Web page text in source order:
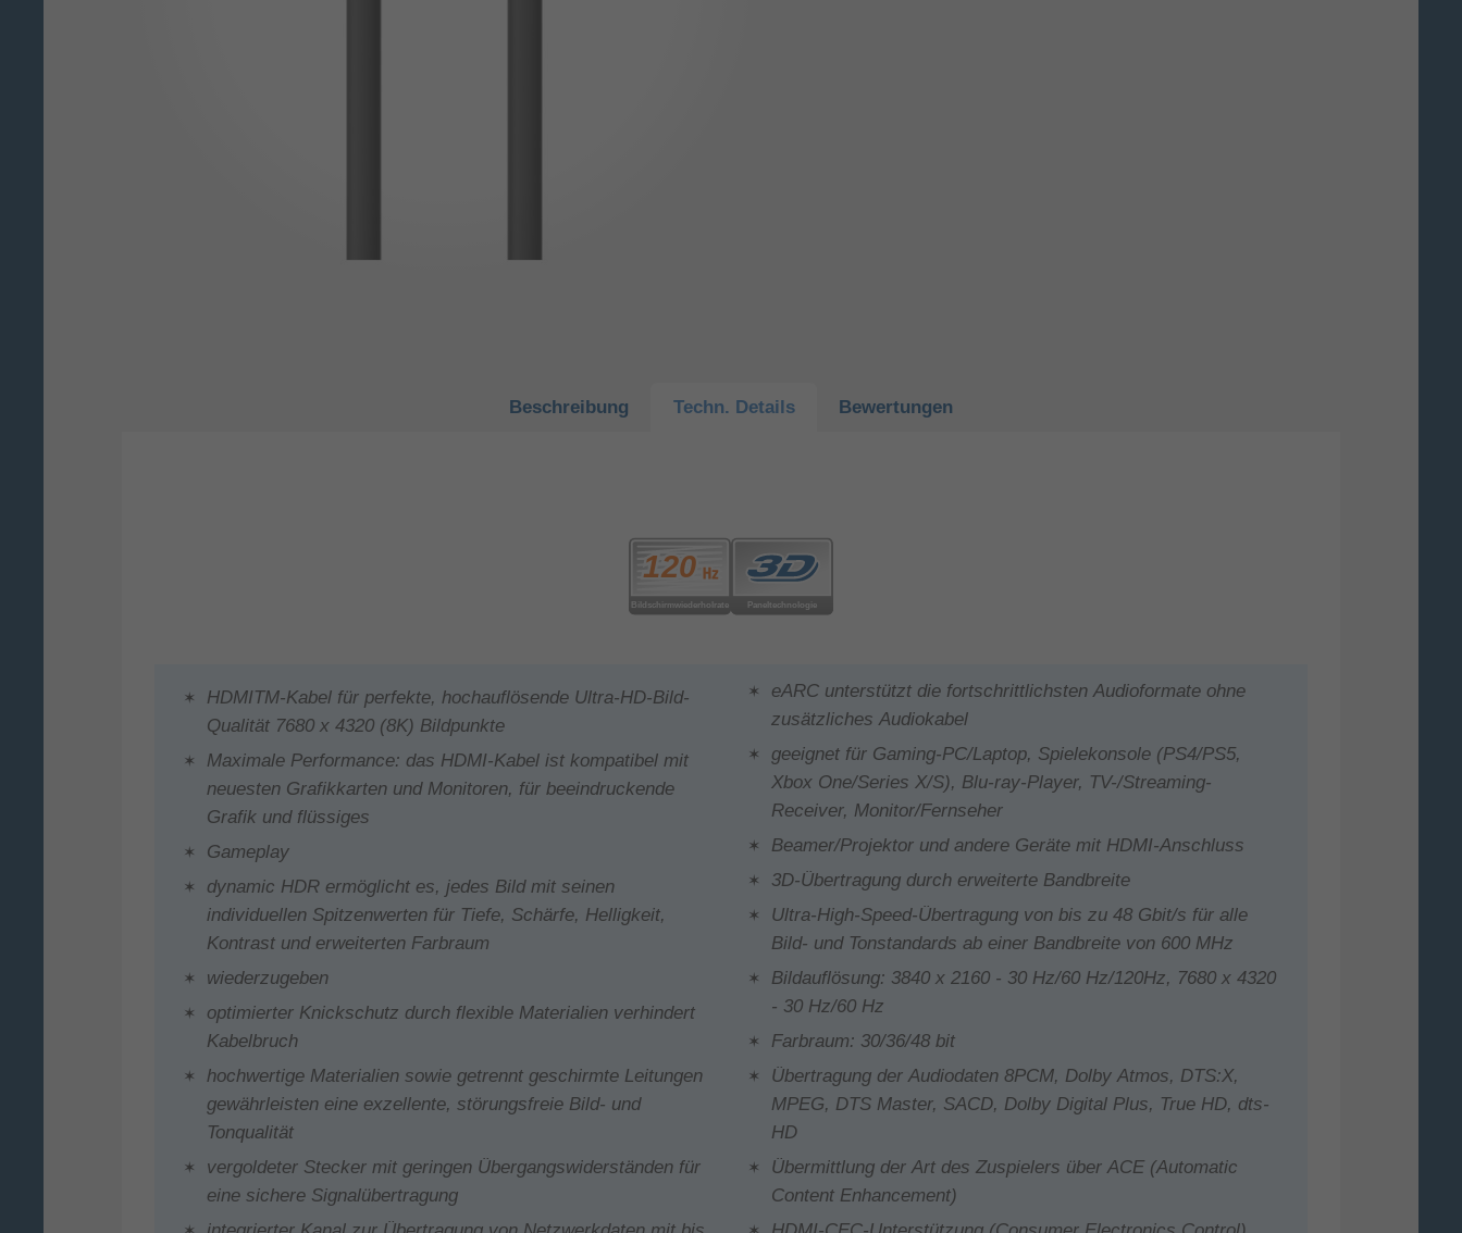
Beschreibung Techn. Details Bewertungen
HDMITM-Kabel für perfekte, hochauflösende Ultra-HD-Bild-
Qualität 7680 x 4320 (8K) Bildpunkte
Maximale Performance: das HDMI-Kabel ist kompatibel mit
neuesten Grafikkarten und Monitoren, für beeindruckende
Grafik und flüssiges
Gameplay
dynamic HDR ermöglicht es, jedes Bild mit seinen
individuellen Spitzenwerten für Tiefe, Schärfe, Helligkeit,
Kontrast und erweiterten Farbraum
wiederzugeben
optimierter Knickschutz durch flexible Materialien verhindert
Kabelbruch
hochwertige Materialien sowie getrennt geschirmte Leitungen
gewährleisten eine exzellente, störungsfreie Bild- und
Tonqualität
vergoldeter Stecker mit geringen Übergangswiderständen für
eine sichere Signalübertragung
eARC unterstützt die fortschrittlichsten Audioformate ohne
zusätzliches Audiokabel
geeignet für Gaming-PC/Laptop, Spielekonsole (PS4/PS5,
Xbox One/Series X/S), Blu-ray-Player, TV-/Streaming-
Receiver, Monitor/Fernseher
Beamer/Projektor und andere Geräte mit HDMI-Anschluss
3D-Übertragung durch erweiterte Bandbreite
Ultra-High-Speed-Übertragung von bis zu 48 Gbit/s für alle
Bild- und Tonstandards ab einer Bandbreite von 600 MHz
Bildauflösung: 3840 x 2160 - 30 Hz/60 Hz/120Hz, 7680 x 4320
- 30 Hz/60 Hz
Farbraum: 30/36/48 bit
Übertragung der Audiodaten 8PCM, Dolby Atmos, DTS:X,
MPEG, DTS Master, SACD, Dolby Digital Plus, True HD, dts-
HD
Übermittlung der Art des Zuspielers über ACE (Automatic
Content Enhancement)